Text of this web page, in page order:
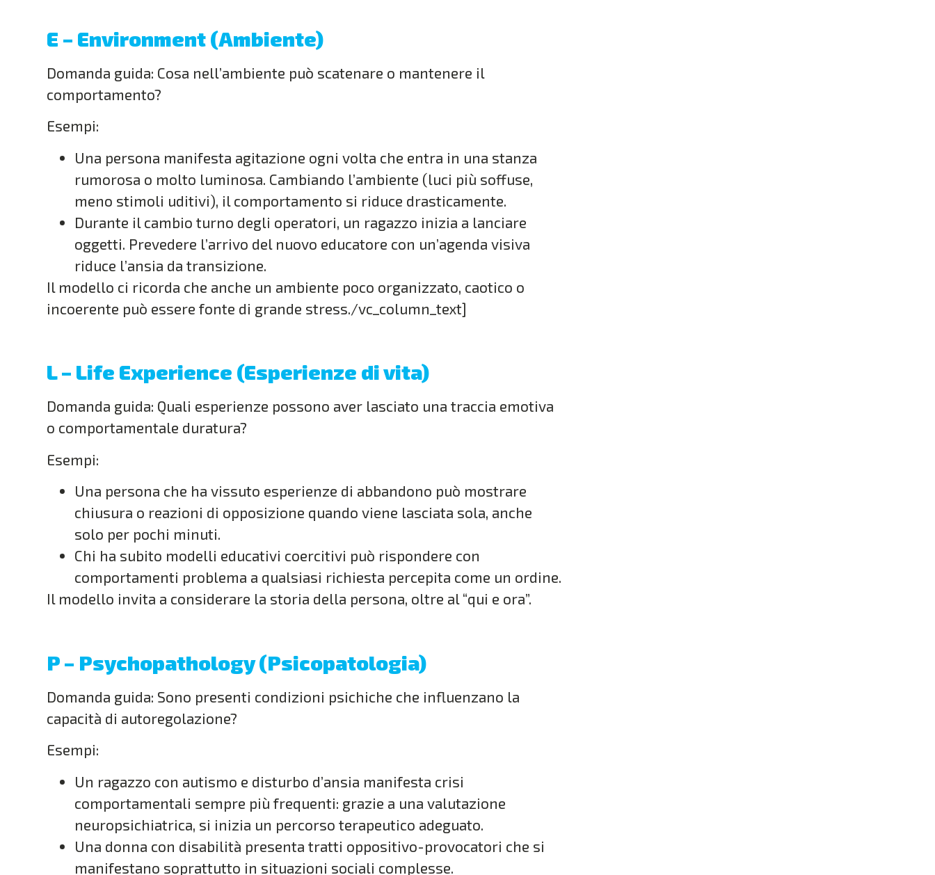
E – Environment (Ambiente)
Domanda guida: Cosa nell’ambiente può scatenare o mantenere il
comportamento?
Esempi:
Una persona manifesta agitazione ogni volta che entra in una stanza
rumorosa o molto luminosa. Cambiando l’ambiente (luci più soffuse,
meno stimoli uditivi), il comportamento si riduce drasticamente.
Durante il cambio turno degli operatori, un ragazzo inizia a lanciare
oggetti. Prevedere l’arrivo del nuovo educatore con un’agenda visiva
riduce l’ansia da transizione.
Il modello ci ricorda che anche un ambiente poco organizzato, caotico o
incoerente può essere fonte di grande stress./vc_column_text]
L – Life Experience (Esperienze di vita)
Domanda guida: Quali esperienze possono aver lasciato una traccia emotiva
o comportamentale duratura?
Esempi:
Una persona che ha vissuto esperienze di abbandono può mostrare
chiusura o reazioni di opposizione quando viene lasciata sola, anche
solo per pochi minuti.
Chi ha subito modelli educativi coercitivi può rispondere con
comportamenti problema a qualsiasi richiesta percepita come un ordine.
Il modello invita a considerare la storia della persona, oltre al “qui e ora”.
P – Psychopathology (Psicopatologia)
Domanda guida: Sono presenti condizioni psichiche che influenzano la
capacità di autoregolazione?
Esempi:
Un ragazzo con autismo e disturbo d’ansia manifesta crisi
comportamentali sempre più frequenti: grazie a una valutazione
neuropsichiatrica, si inizia un percorso terapeutico adeguato.
Una donna con disabilità presenta tratti oppositivo-provocatori che si
manifestano soprattutto in situazioni sociali complesse.